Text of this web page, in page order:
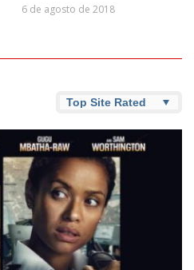
6 de agosto de 2018